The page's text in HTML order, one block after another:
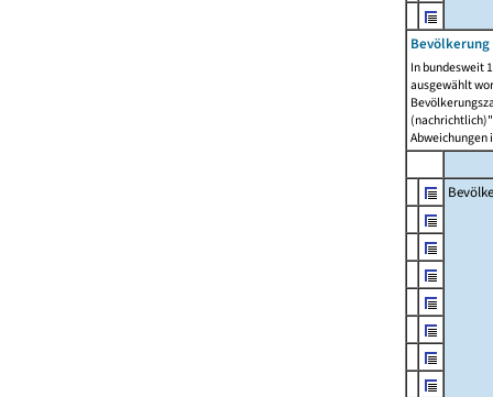
In bundesweit
ausgewählt
Abweichungen